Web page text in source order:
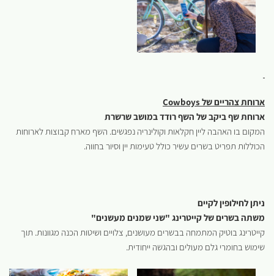
ארוחת צהריים של Cowboys
ארוחת שף ביקב של השף רודד במושב שרשרת
המקום בו האהבה ליין חקלאות וקולינריה נפגשים. השף מארח קבוצות לארוחות
הכוללות תפריט בשרים עשיר כולל טעימות יין וסיור בחווה.
ניתן לחילופין לקיים
משתה בשרים של קייטרינג "שני שמנים מעשנים"
קייטרינג בוטיק המתמחה בבשרים מעושנים, צלויים ושיטות הכנה מגוונות. תוך
שימוש בחומרי גלם מעולים ובהגשה ייחודית.